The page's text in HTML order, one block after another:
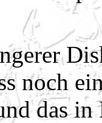
noch
das